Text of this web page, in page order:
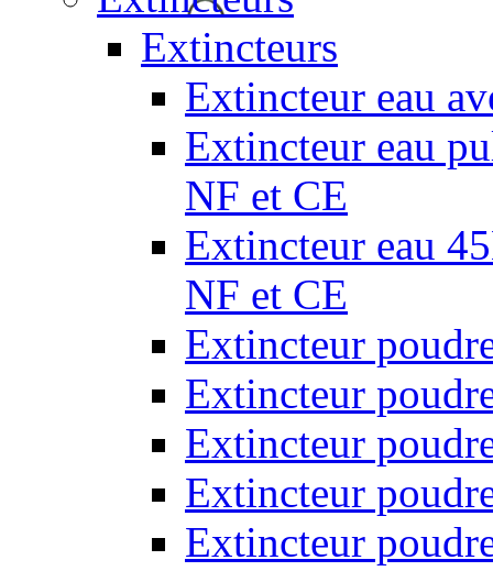
Extincteurs
Extincteur eau
Extincteur eau
NF et CE
Extincteur eau
NF et CE
Extincteur
Extincteur
Extincteur
Extincteur
Extincteur